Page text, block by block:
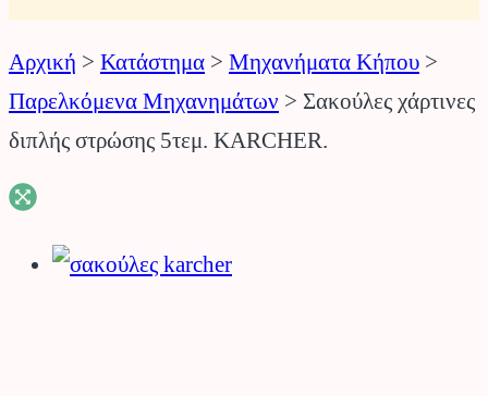
Αρχική > Κατάστημα > Μηχανήματα Κήπου >
Παρελκόμενα Μηχανημάτων > Σακούλες χάρτινες
διπλής στρώσης 5τεμ. KARCHER.